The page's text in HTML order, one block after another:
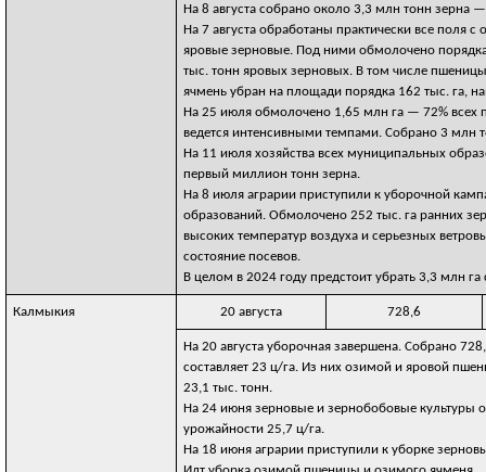
На 8 августа собрано около 3,3 млн тонн
На 7 августа обработаны практически все поля
яровые зерновые. Под ними обмолочено
тыс. тонн яровых зерновых. В том числе
ячмень убран на площади порядка 162 тыс. га,
На 25 июля обмолочено 1,65 млн га — 72% всех
ведется интенсивными темпами. Собрано 3 млн
На 11 июля хозяйства всех муниципальных
первый миллион тонн зерна.
На 8 июля аграрии приступили к уборочной
образований. Обмолочено 252 тыс. га ранних
высоких температур воздуха и серьезных
состояние посевов.
В целом в 2024 году предстоит убрать 3,3 млн
Калмыкия 20 августа 728,6
На 20 августа уборочная завершена. Собрано
составляет 23 ц/га. Из них озимой и яровой
23,1 тыс. тонн.
На 24 июня зерновые и зернобобовые культуры
урожайности 25,7 ц/га.
На 18 июня аграрии приступили к уборке